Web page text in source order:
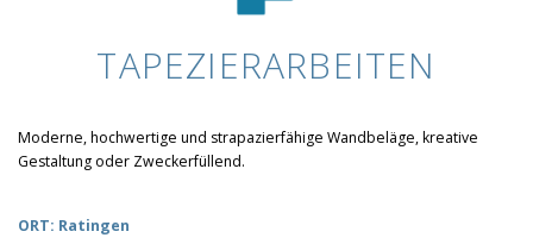
TAPEZIERARBEITEN
Moderne, hochwertige und strapazierfähige Wandbeläge, kreative
Gestaltung oder Zweckerfüllend.
ORT: Ratingen